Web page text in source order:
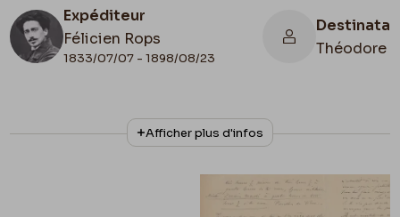
Expéditeur
Félicien Rops
1833/07/07 - 1898/08/23
Théodore
N° d'inventaire
III/215/5/37
Collationnage
Autographe
Belgique, Bruxelles, Bibliothèque royale de
Belgique, Cabinet des Manuscrits
Afficher plus d'infos